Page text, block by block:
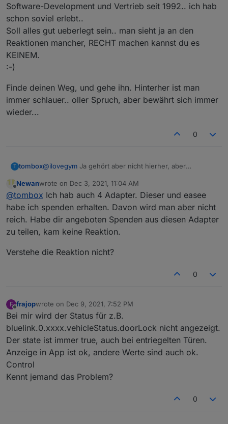
Software-Development und Vertrieb seit 1992.. ich hab
schon soviel erlebt..
Soll alles gut ueberlegt sein.. man sieht ja an den
Reaktionen mancher, RECHT machen kannst du es
KEINEM.
:-)
Finde deinen Weg, und gehe ihn. Hinterher ist man
immer schlauer.. oller Spruch, aber bewährt sich immer
wieder...
0
T tombox@ilovegym Ja gehört aber nicht hierher, aber
verdienen. Werde ich wohl auch auf Adapter
Abomodell umstellen
Offline
Newanwrote on Dec 3, 2021, 11:04 AM
last edited by
@tombox Ich hab auch 4 Adapter. Dieser und easee
habe ich spenden erhalten. Davon wird man aber nicht
reich. Habe dir angeboten Spenden aus diesen Adapter
zu teilen, kam keine Reaktion.
Verstehe die Reaktion nicht?
0
F
Offline
frajopwrote on Dec 9, 2021, 7:52 PM
last edited by
Bei mir wird der Status für z.B.
bluelink.0.xxxx.vehicleStatus.doorLock nicht angezeigt.
Der state ist immer true, auch bei entriegelten Türen.
Anzeige in App ist ok, andere Werte sind auch ok.
Control
Kennt jemand das Problem?
0